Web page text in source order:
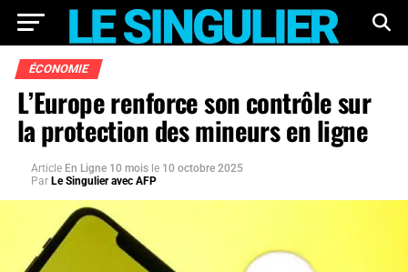
ÉCONOMIE
L’Europe renforce son contrôle sur
la protection des mineurs en ligne
Article En Ligne 10 mois le 10 octobre 2025
Par Le Singulier avec AFP